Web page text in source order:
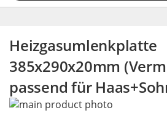
Heizgasumlenkplatte
385x290x20mm
passend für
Skip